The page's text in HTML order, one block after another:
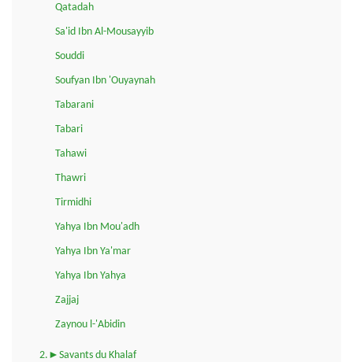
Qatadah
Sa'id Ibn Al-Mousayyib
Souddi
Soufyan Ibn 'Ouyaynah
Tabarani
Tabari
Tahawi
Thawri
Tirmidhi
Yahya Ibn Mou'adh
Yahya Ibn Ya'mar
Yahya Ibn Yahya
Zajjaj
Zaynou l-'Abidin
2.►Savants du Khalaf